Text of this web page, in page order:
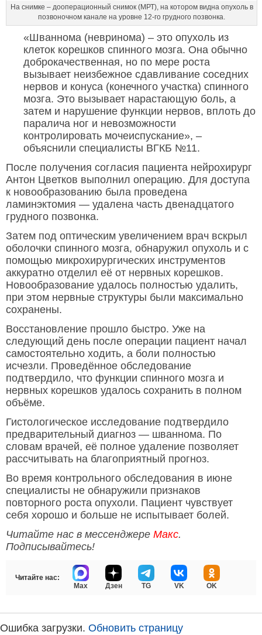
На снимке – дооперационный снимок (МРТ), на котором видна опухоль в
позвоночном канале на уровне 12-го грудного позвонка.
«Шваннома (невринома) – это опухоль из
клеток корешков спинного мозга. Она обычно
доброкачественная, но по мере роста
вызывает неизбежное сдавливание соседних
нервов и конуса (конечного участка) спинного
мозга. Это вызывает нарастающую боль, а
затем и нарушение функции нервов, вплоть до
паралича ног и невозможности
контролировать мочеиспускание», –
объяснили специалисты ВГКБ №11.
После получения согласия пациента нейрохирург
Антон Цветков выполнил операцию. Для доступа
к новообразованию была проведена
ламинэктомия — удалена часть двенадцатого
грудного позвонка.
Затем под оптическим увеличением врач вскрыл
оболочки спинного мозга, обнаружил опухоль и с
помощью микрохирургических инструментов
аккуратно отделил её от нервных корешков.
Новообразование удалось полностью удалить,
при этом нервные структуры были максимально
сохранены.
Восстановление прошло быстро. Уже на
следующий день после операции пациент начал
самостоятельно ходить, а боли полностью
исчезли. Проведённое обследование
подтвердило, что функции спинного мозга и
нервных корешков удалось сохранить в полном
объёме.
Гистологическое исследование подтвердило
предварительный диагноз — шваннома. По
словам врачей, её полное удаление позволяет
рассчитывать на благоприятный прогноз.
Во время контрольного обследования в июне
специалисты не обнаружили признаков
повторного роста опухоли. Пациент чувствует
себя хорошо и больше не испытывает болей.
Читайте нас в мессенджере Макс.
Подписывайтесь!
Читайте нас:
Max
Дзен TG VK OK
Ошибка загрузки. Обновить страницу